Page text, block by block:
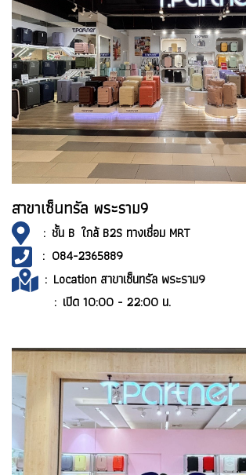
สาขาเซ็นทรัล พระราม9
: ชั้น B ใกล้ B2S ทางเชื่อม MRT
: 084-2365889
: Location สาขาเซ็นทรัล พระราม9
: เปิด 10:00 - 22:00 น.